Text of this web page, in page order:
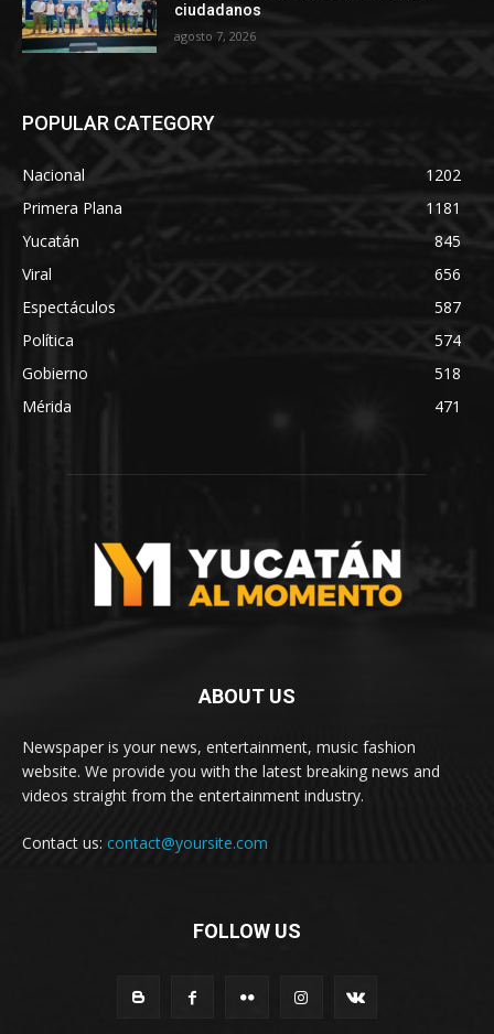
ciudadanos
agosto 7, 2026
POPULAR CATEGORY
Nacional
1202
Primera Plana
1181
Yucatán
845
Viral
656
Espectáculos
587
Política
574
Gobierno
518
Mérida
471
ABOUT US
Newspaper is your news, entertainment, music fashion
website. We provide you with the latest breaking news and
videos straight from the entertainment industry.
Contact us: contact@yoursite.com
FOLLOW US